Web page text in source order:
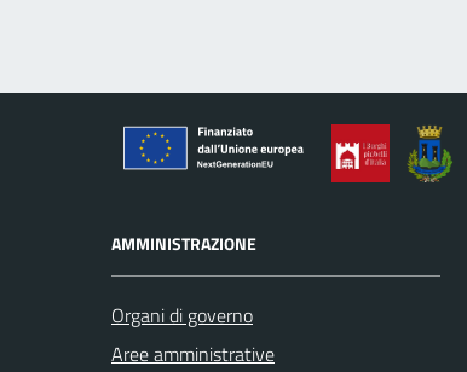
AMMINISTRAZIONE
Organi di governo
Aree amministrative